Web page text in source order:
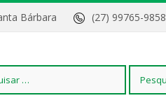
Bárbara (27) 99765-9858